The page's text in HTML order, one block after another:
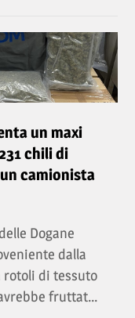
un maxi
chili di
camionista
Dogane
dalla
rotoli di tessuto
fruttat...